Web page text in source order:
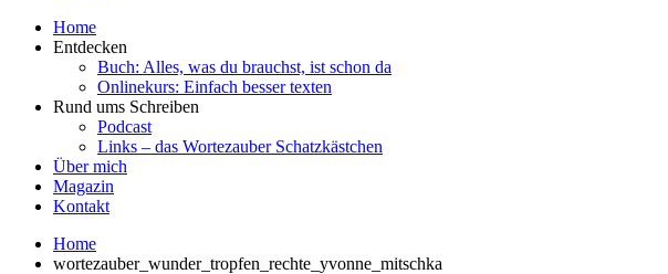
Home
Entdecken
Buch: Alles, was du brauchst, ist schon da
Onlinekurs: Einfach besser texten
Rund ums Schreiben
Podcast
Links – das Wortezauber Schatzkästchen
Über mich
Magazin
Kontakt
Home
wortezauber_wunder_tropfen_rechte_yvonne_mitschka